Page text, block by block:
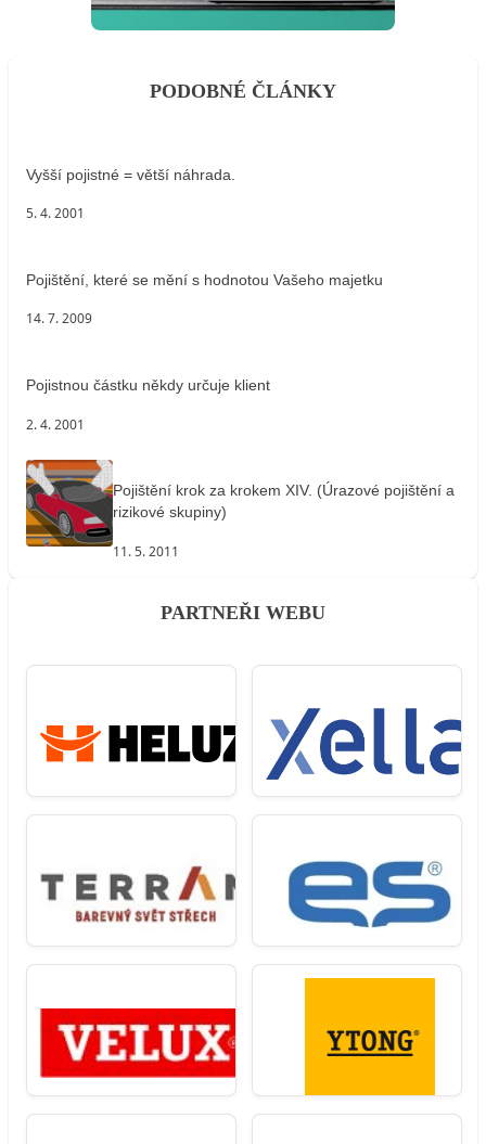
PODOBNÉ ČLÁNKY
Vyšší pojistné = větší náhrada.
5. 4. 2001
Pojištění, které se mění s hodnotou Vašeho majetku
14. 7. 2009
Pojistnou částku někdy určuje klient
2. 4. 2001
Pojištění krok za krokem XIV. (Úrazové pojištění a
rizikové skupiny)
11. 5. 2011
PARTNEŘI WEBU